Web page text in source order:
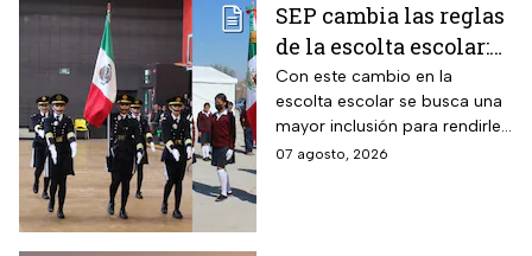
SEP cambia las reglas
de la escolta escolar:
¿cómo se elegirá a los
alumnos a partir de
ahora?
Con este cambio en la
escolta escolar se busca una
mayor inclusión para rendirle
honores a la bandera
07 agosto, 2026